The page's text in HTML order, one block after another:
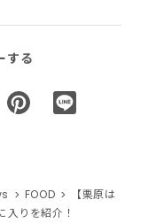
する
FOOD
【栗原は
入りを紹介！